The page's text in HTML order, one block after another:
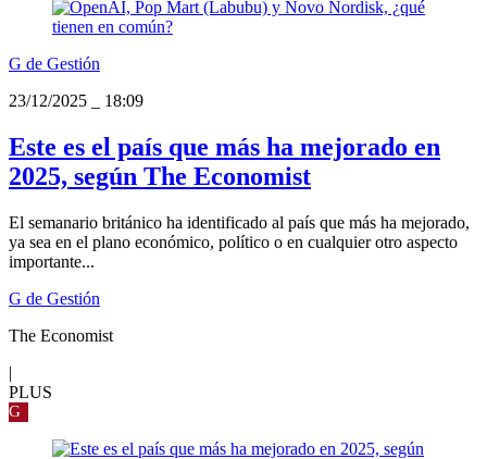
G de Gestión
23/12/2025
18:09
Este es el país que más ha mejorado en
2025, según The Economist
El semanario británico ha identificado al país que más ha mejorado,
ya sea en el plano económico, político o en cualquier otro aspecto
importante...
G de Gestión
The Economist
|
PLUS
G